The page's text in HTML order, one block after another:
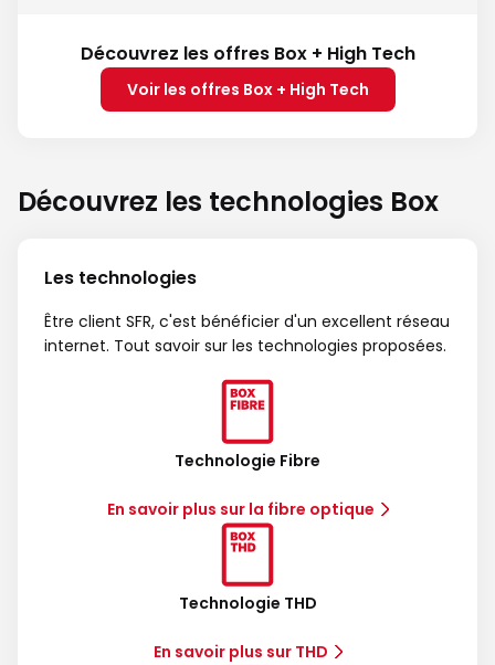
Découvrez les offres Box + High Tech
Voir les offres Box + High Tech
Découvrez les technologies Box
Les technologies
Être client SFR, c'est bénéficier d'un excellent réseau
internet. Tout savoir sur les technologies proposées.
Technologie Fibre
En savoir plus sur la fibre optique
Technologie THD
En savoir plus sur THD